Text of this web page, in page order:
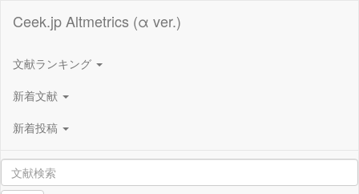
Ceek.jp Altmetrics (α ver.)
文献ランキング
新着文献
新着投稿